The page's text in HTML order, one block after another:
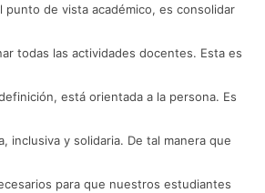
punto de vista académico, es consolidar
todas las actividades docentes. Esta es
está orientada a la persona. Es
inclusiva y solidaria. De tal manera que
para que nuestros estudiantes